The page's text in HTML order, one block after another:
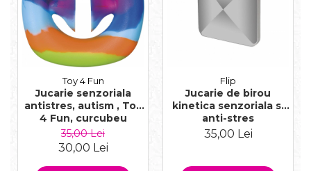
Toy 4 Fun
Jucarie senzoriala
antistres, autism , Toy
4 Fun, curcubeu
35,00 Lei
30,00 Lei
Flip
Jucarie de birou
kinetica senzoriala si
anti-stres
35,00 Lei